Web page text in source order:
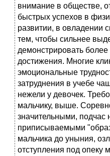
внимание в обществе,
быстрых успехов в
развитии, в овладении
тем, чтобы сильнее
демонстрировать
достижения. Многие
эмоциональные
затруднения в учебе
нежели у девочек.
мальчику, выше.
значительными,
приписываемыми
мальчика до уныния,
отступления под опеку